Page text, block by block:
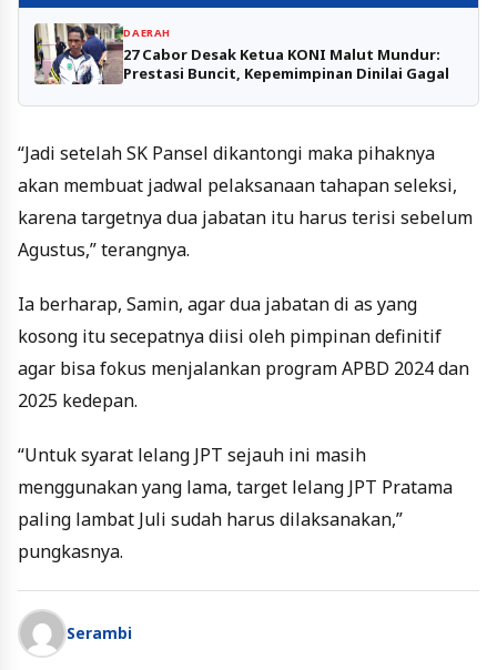
DAERAH
27 Cabor Desak Ketua KONI Malut Mundur:
Prestasi Buncit, Kepemimpinan Dinilai Gagal
“Jadi setelah SK Pansel dikantongi maka pihaknya
akan membuat jadwal pelaksanaan tahapan seleksi,
karena targetnya dua jabatan itu harus terisi sebelum
Agustus,” terangnya.
Ia berharap, Samin, agar dua jabatan di as yang
kosong itu secepatnya diisi oleh pimpinan definitif
agar bisa fokus menjalankan program APBD 2024 dan
2025 kedepan.
“Untuk syarat lelang JPT sejauh ini masih
menggunakan yang lama, target lelang JPT Pratama
paling lambat Juli sudah harus dilaksanakan,”
pungkasnya.
Serambi